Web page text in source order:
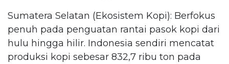
Sumatera Selatan (Ekosistem Kopi): Berfokus
penuh pada penguatan rantai pasok kopi dari
hulu hingga hilir. Indonesia sendiri mencatat
produksi kopi sebesar 832,7 ribu ton pada